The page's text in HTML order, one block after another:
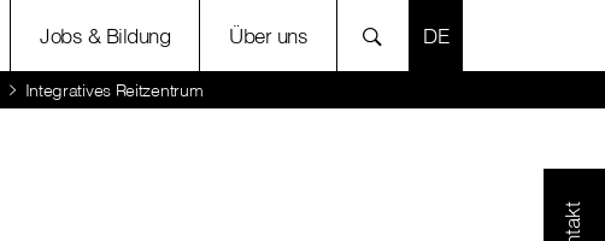
Jobs & Bildung Über uns SPRACHE
Integratives Reitzentrum